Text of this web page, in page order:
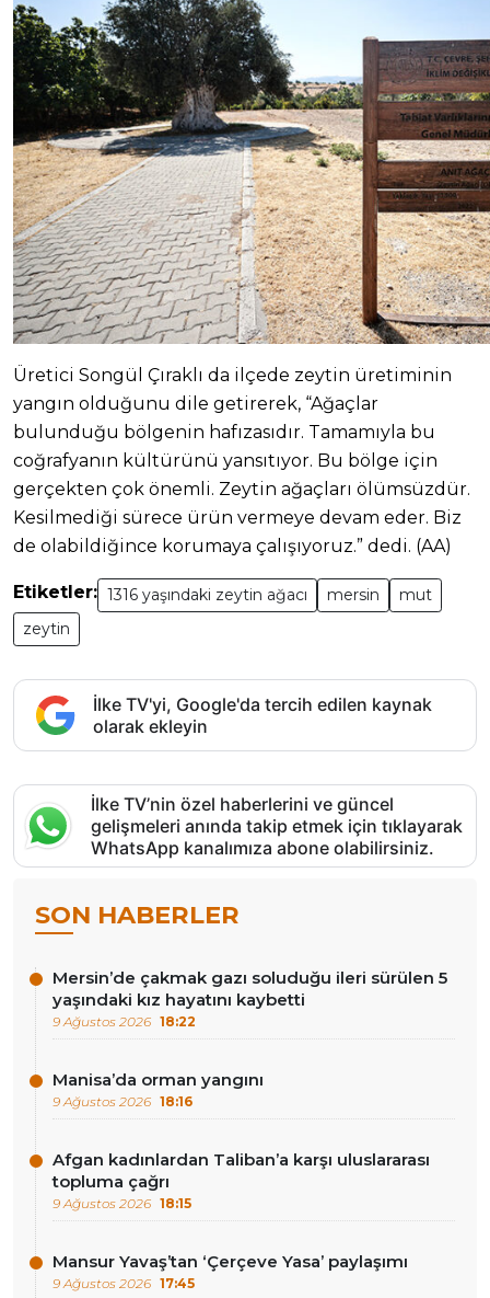
Üretici Songül Çıraklı da ilçede zeytin üretiminin
yangın olduğunu dile getirerek, “Ağaçlar
bulunduğu bölgenin hafızasıdır. Tamamıyla bu
coğrafyanın kültürünü yansıtıyor. Bu bölge için
gerçekten çok önemli. Zeytin ağaçları ölümsüzdür.
Kesilmediği sürece ürün vermeye devam eder. Biz
de olabildiğince korumaya çalışıyoruz.” dedi. (AA)
Etiketler: 1316 yaşındaki zeytin ağacı mersin
mut
zeytin
İlke TV'yi, Google'da tercih edilen kaynak
olarak ekleyin
İlke TV’nin özel haberlerini ve güncel
gelişmeleri anında takip etmek için tıklayarak
WhatsApp kanalımıza abone olabilirsiniz.
SON HABERLER
Mersin’de çakmak gazı soluduğu ileri sürülen 5
yaşındaki kız hayatını kaybetti
9 Ağustos 2026 18:22
Manisa’da orman yangını
9 Ağustos 2026 18:16
Afgan kadınlardan Taliban’a karşı uluslararası
topluma çağrı
9 Ağustos 2026 18:15
Mansur Yavaş’tan ‘Çerçeve Yasa’ paylaşımı
9 Ağustos 2026 17:45